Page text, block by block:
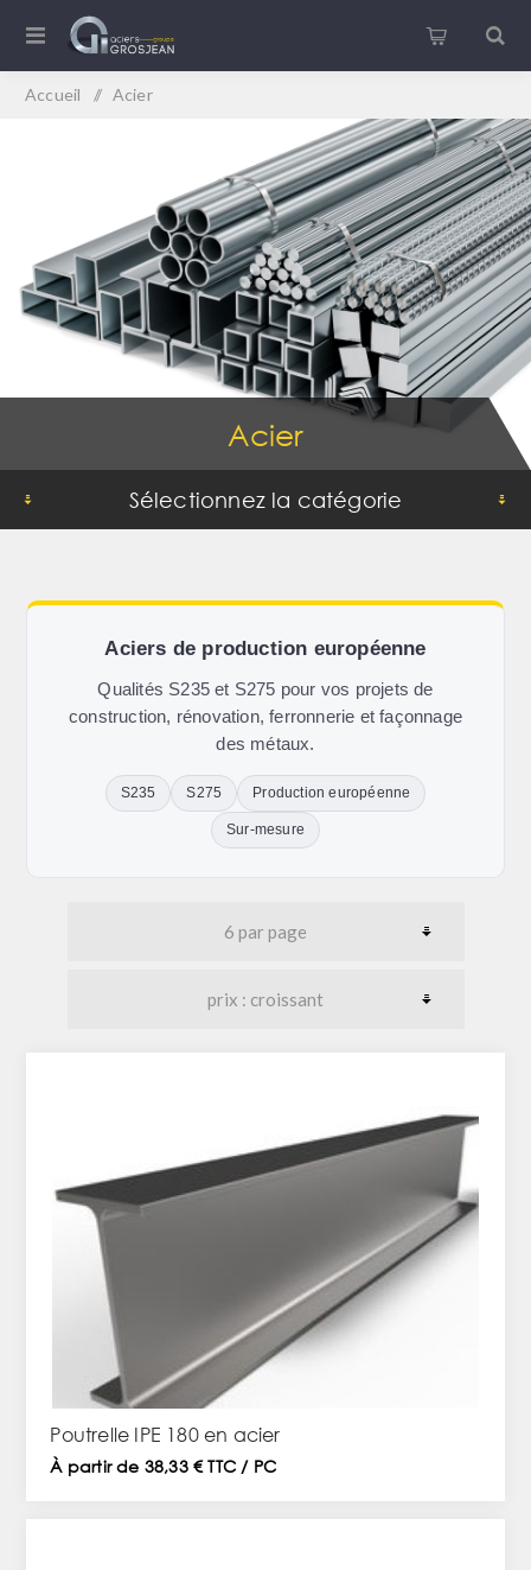
Accueil / Acier
Acier
Sélectionnez la catégorie
Aciers de production européenne
Qualités S235 et S275 pour vos projets de
construction, rénovation, ferronnerie et façonnage
des métaux.
S235 S275 Production européenne
Sur-mesure
Poutrelle IPE 180 en acier
À partir de 38,33 € TTC / PC